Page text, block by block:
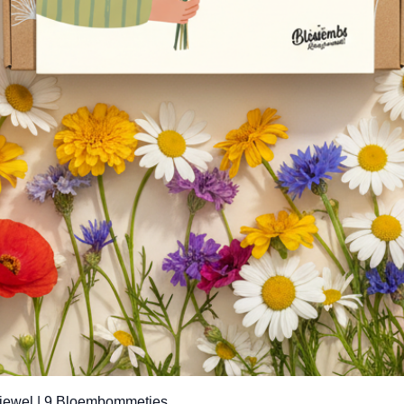
Snel overzicht